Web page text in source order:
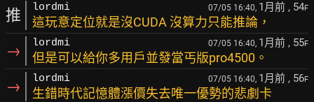
推 lordmi 07/05 16:40, 1月前 , 54F
這玩意定位就是沒CUDA 沒算力只能推論，
→ lordmi 07/05 16:40, 1月前 , 55F
但是可以給你多用戶並發當丐版pro4500。
→ lordmi 07/05 16:40, 1月前 , 56F
生錯時代記憶體漲價失去唯一優勢的悲劇卡